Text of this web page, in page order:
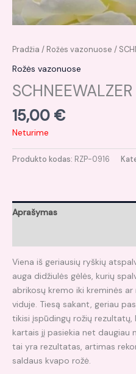
Pradžia / Rožės vazonuose /
Rožės vazonuose
15,00 €
Neturime
Produkto kodas: RZP-0916
Aprašymas
Viena iš geriausių ryškių
auga didžiulės gėlės, kurių
abrikosų kremo iki kreminės
viduje. Tiesą sakant, geriau
tikisi įspūdingų rožių rezultatų,
kartais jį pasiekia net daugiau
tai yra rezultatas, artimas
saldaus kvapo rožė.